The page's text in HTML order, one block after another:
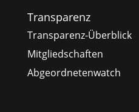
Transparenz
Transparenz-Überblick
Mitgliedschaften
Abgeordnetenwatch